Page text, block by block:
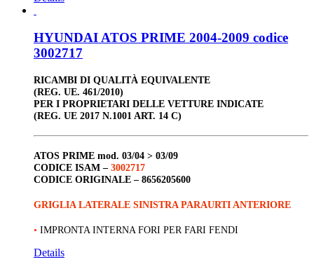
HYUNDAI ATOS PRIME 2004-2009 codice
3002717
RICAMBI DI QUALITÀ EQUIVALENTE
(REG. UE. 461/2010)
PER I PROPRIETARI DELLE VETTURE INDICATE
(REG. UE 2017 N.1001 ART. 14 C)
ATOS PRIME mod. 03/04 > 03/09
CODICE ISAM – 3002717
CODICE ORIGINALE – 8656205600
GRIGLIA LATERALE SINISTRA PARAURTI ANTERIORE
• IMPRONTA INTERNA FORI PER FARI FENDI
Details